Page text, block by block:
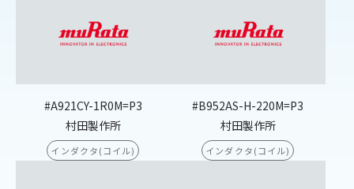
#A921CY-1R0M=P3
村田製作所
インダクタ(コイル)
#B952AS-H-220M=P3
村田製作所
インダクタ(コイル)